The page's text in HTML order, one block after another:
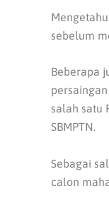
sebelum
Beberapa
salah satu
SBMPTN.
Sebagai
calon